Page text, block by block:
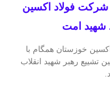
شرکت فولاد اکسین
شهید امت
خوزستان همگام با
تشییع رهبر شهید انقلاب